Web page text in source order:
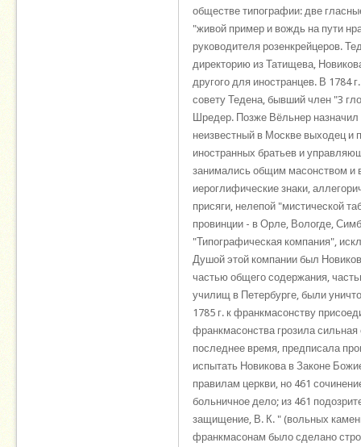
обществе типографии: две
"живой пример и вождь на пути
руководителя розенкрейцеров.
директорию из Татищева,
другого для иностранцев. В 1784
совету Тедена, бывший член "3
Шредер. Позже Вёльнер
неизвестный в Москве выходец и
иностранных братьев и
занимались общим масонством и
иероглифические знаки,
присяги, нелепой "мистической
провинции - в Орле, Вологде,
"Типографическая компания",
Душой этой компании был
частью общего содержания,
училищ в Петербурге, были
1785 г. к франкмасонству
франкмасонства грозила
последнее время, предписала
испытать Новикова в Законе
правилам церкви, но 461
больничное дело; из 461
защищение, В. К. " (вольных
франкмасонам было сделано